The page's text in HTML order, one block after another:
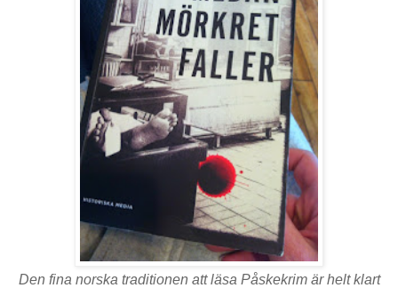
Den fina norska traditionen att läsa Påskekrim är helt klart